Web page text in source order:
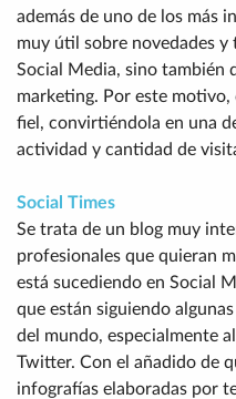
además de uno de los más
muy útil sobre novedades y
Social Media, sino también
marketing. Por este
fiel, convirtiéndola en una
actividad y cantidad de
Social Times
Se trata de un blog muy
profesionales que quieran
está sucediendo en Social
que están siguiendo
del mundo, especialmente
Twitter. Con el añadido de
infografías elaboradas por